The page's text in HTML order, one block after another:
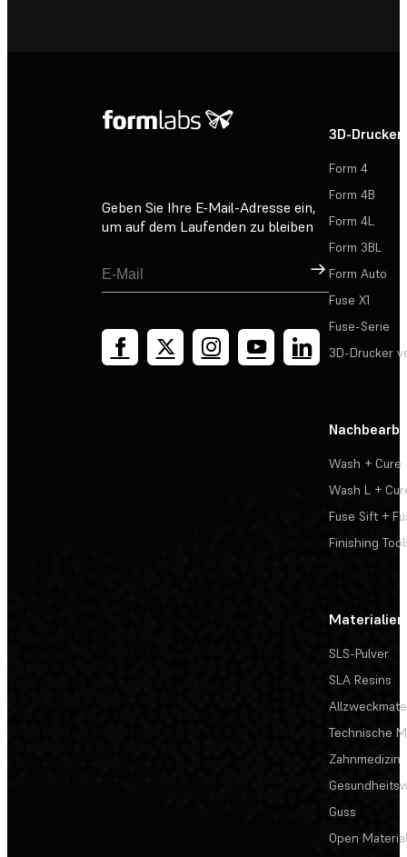
Geben Sie Ihre E-Mail-Adresse ein,
um auf dem Laufenden zu bleiben
Registrieren
3D-Drucker
Form 4
Form 4B
Form 4L
Form 3BL
Form Auto
Fuse X1
Fuse-Serie
3D-Drucker
Wash + Cure
Wash L +
Fuse Sift +
Finishing
Materialien
SLS-Pulver
SLA Resins
Technische
Zahnmedizin
Guss
Open